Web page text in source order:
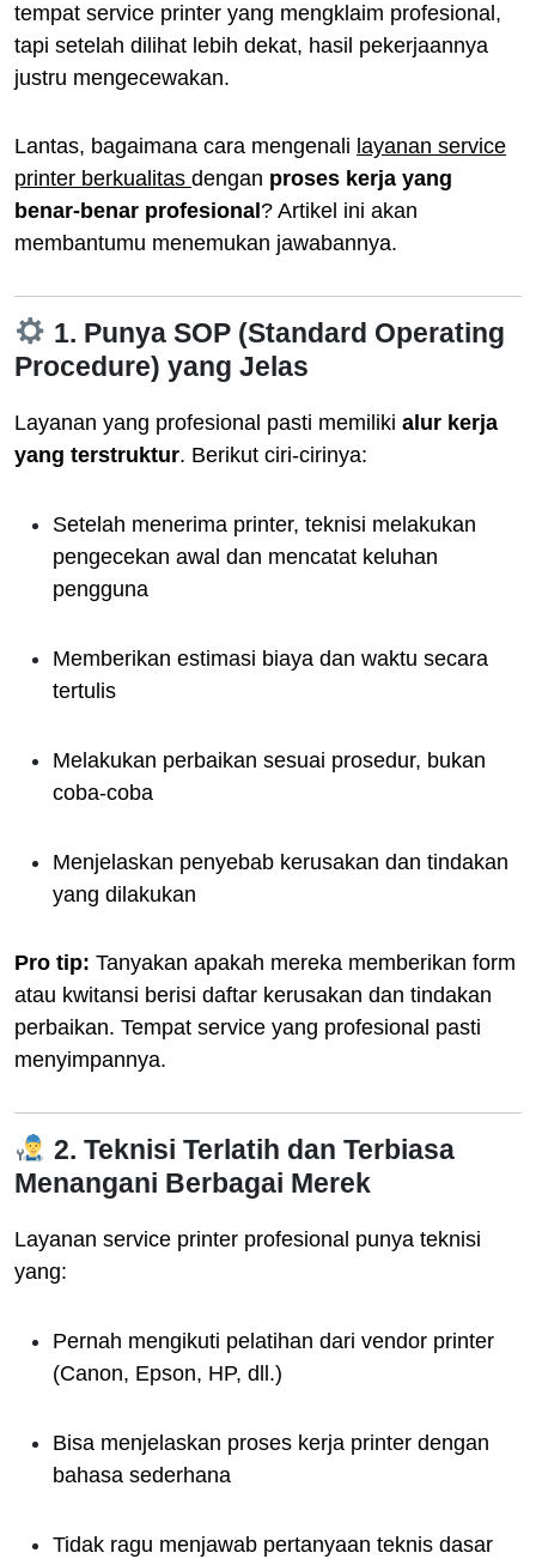
tempat service printer yang mengklaim profesional,
tapi setelah dilihat lebih dekat, hasil pekerjaannya
justru mengecewakan.
Lantas, bagaimana cara mengenali layanan service
printer berkualitas dengan proses kerja yang
benar-benar profesional ? Artikel ini akan
membantumu menemukan jawabannya.
1. Punya SOP (Standard Operating
Procedure) yang Jelas
Layanan yang profesional pasti memiliki alur kerja
yang terstruktur. Berikut ciri-cirinya:
Setelah menerima printer, teknisi melakukan
pengecekan awal dan mencatat keluhan
pengguna
Memberikan estimasi biaya dan waktu secara
tertulis
Melakukan perbaikan sesuai prosedur, bukan
coba-coba
Menjelaskan penyebab kerusakan dan tindakan
yang dilakukan
Pro tip: Tanyakan apakah mereka memberikan form
atau kwitansi berisi daftar kerusakan dan tindakan
perbaikan. Tempat service yang profesional pasti
menyimpannya.
2. Teknisi Terlatih dan Terbiasa
Menangani Berbagai Merek
Layanan service printer profesional punya teknisi
yang:
Pernah mengikuti pelatihan dari vendor printer
(Canon, Epson, HP, dll.)
Bisa menjelaskan proses kerja printer dengan
bahasa sederhana
Tidak ragu menjawab pertanyaan teknis dasar